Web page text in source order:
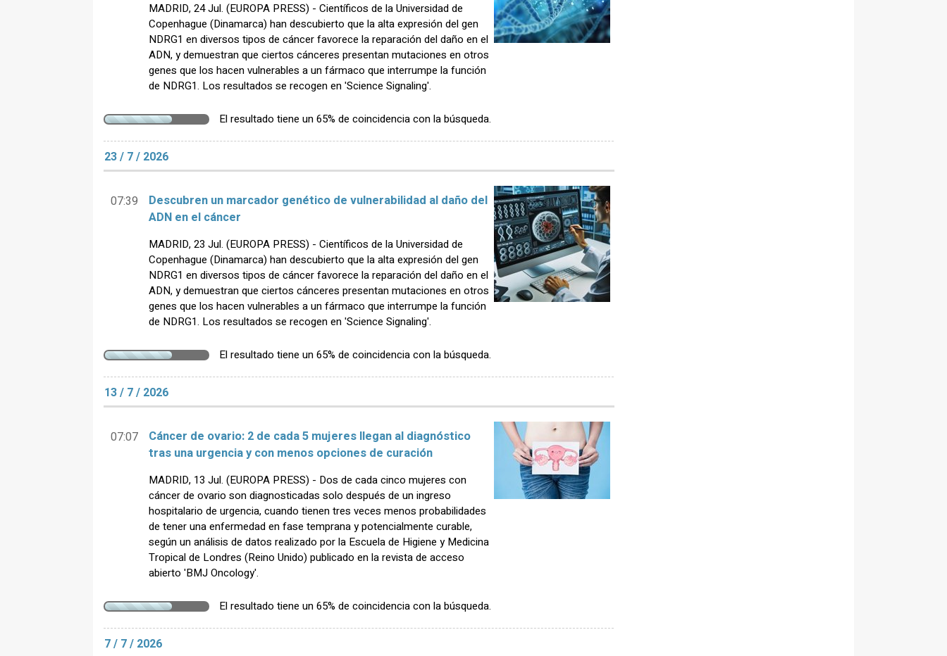
MADRID, 24 Jul. (EUROPA PRESS) - Científicos de la Universidad de
Copenhague (Dinamarca) han descubierto que la alta expresión del gen
NDRG1 en diversos tipos de cáncer favorece la reparación del daño en el
ADN, y demuestran que ciertos cánceres presentan mutaciones en otros
genes que los hacen vulnerables a un fármaco que interrumpe la función
de NDRG1. Los resultados se recogen en 'Science Signaling'.
El resultado tiene un 65% de coincidencia con la búsqueda.
23 / 7 / 2026
07:39
Descubren un marcador genético de vulnerabilidad al daño del
ADN en el cáncer
MADRID, 23 Jul. (EUROPA PRESS) - Científicos de la Universidad de
Copenhague (Dinamarca) han descubierto que la alta expresión del gen
NDRG1 en diversos tipos de cáncer favorece la reparación del daño en el
ADN, y demuestran que ciertos cánceres presentan mutaciones en otros
genes que los hacen vulnerables a un fármaco que interrumpe la función
de NDRG1. Los resultados se recogen en 'Science Signaling'.
El resultado tiene un 65% de coincidencia con la búsqueda.
13 / 7 / 2026
07:07
Cáncer de ovario: 2 de cada 5 mujeres llegan al diagnóstico
tras una urgencia y con menos opciones de curación
MADRID, 13 Jul. (EUROPA PRESS) - Dos de cada cinco mujeres con
cáncer de ovario son diagnosticadas solo después de un ingreso
hospitalario de urgencia, cuando tienen tres veces menos probabilidades
de tener una enfermedad en fase temprana y potencialmente curable,
según un análisis de datos realizado por la Escuela de Higiene y Medicina
Tropical de Londres (Reino Unido) publicado en la revista de acceso
abierto 'BMJ Oncology'.
El resultado tiene un 65% de coincidencia con la búsqueda.
7 / 7 / 2026